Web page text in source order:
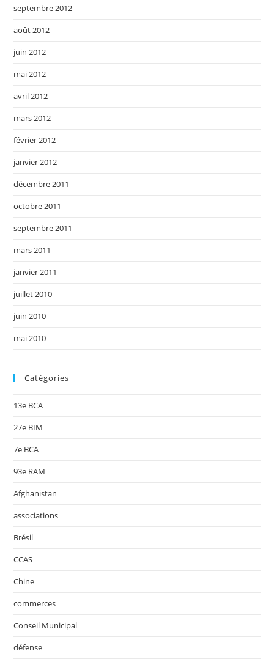
septembre 2012
août 2012
juin 2012
mai 2012
avril 2012
mars 2012
février 2012
janvier 2012
décembre 2011
octobre 2011
septembre 2011
mars 2011
janvier 2011
juillet 2010
juin 2010
mai 2010
Catégories
13e BCA
27e BIM
7e BCA
93e RAM
Afghanistan
associations
Brésil
CCAS
Chine
commerces
Conseil Municipal
défense